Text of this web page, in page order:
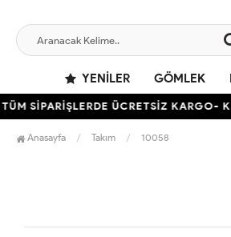
YENILER GÖMLEK
SİPARİŞLERDE ÜCRETSİZ KARGO-
Anasayfa Takım 10058